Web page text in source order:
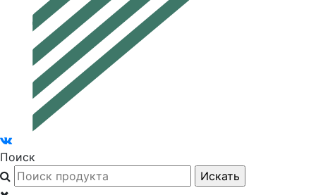
Поиск